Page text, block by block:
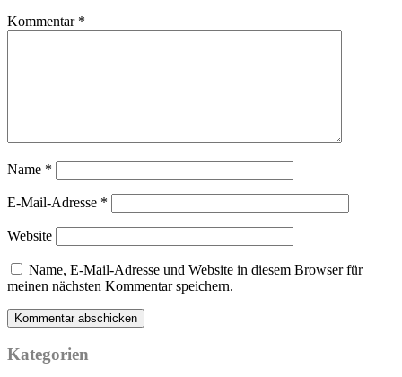
Kommentar *
Name *
E-Mail-Adresse *
Website
Name, E-Mail-Adresse und Website in diesem Browser für
meinen nächsten Kommentar speichern.
Kategorien